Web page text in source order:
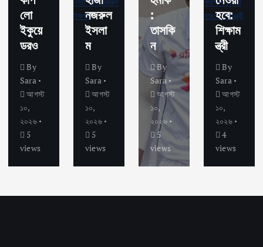
লো
ইকুয়ে
ডরও
By
Sara
আগস্ট
১০,
২০২৬
5
views
নজরুল
ইসলা
ম
By
Sara
আগস্ট
১০,
২০২৬
5
views
:
তাসকি
ন
By
Sara
আগস্ট
১০,
২০২৬
5
views
হবে:
শিক্ষাম
ন্ত্রী
By
Sara
আগস্ট
১০,
২০২৬
4
views